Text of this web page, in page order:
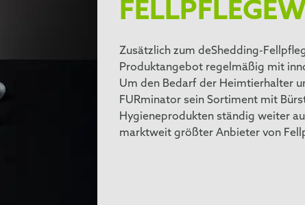
Zusätzlich zum deShedding-
Produktangebot regelmäßig mit
Um den Bedarf der Heimtierhalter
FURminator sein Sortiment mit
Hygieneprodukten ständig weiter
marktweit größter Anbieter von